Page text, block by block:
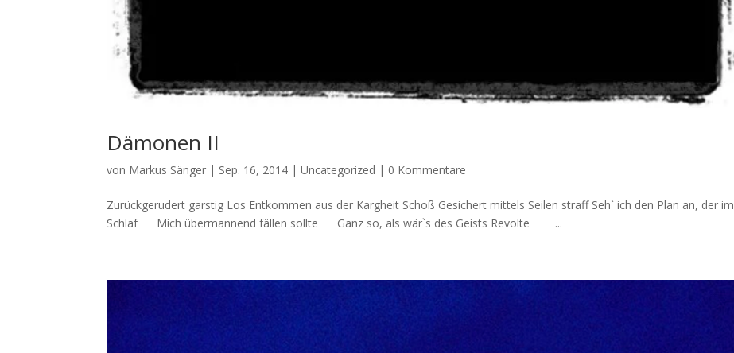
Dämonen II
von Markus Sänger | Sep. 16, 2014 |Uncategorized | 0 Kommentare
Zurückgerudert garstig Los Entkommen aus der Kargheit Schoß Gesichert mittels Seilen straff Seh` ich den Plan an, der im
Schlaf Mich übermannend fällen sollte Ganz so, als wär`s des Geists Revolte ...